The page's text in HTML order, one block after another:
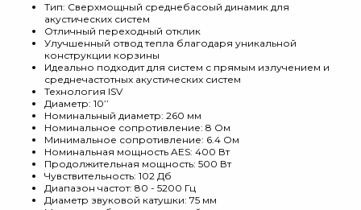
Тип: Сверхмощный среднебасоый динамик для
акустических систем
Отличный переходный отклик
Улучшенный отвод тепла благодаря уникальной
конструкции корзины
Идеально подходит для систем с прямым излучением и
среднечастотных акустических систем
Технология ISV
Диаметр: 10’’
Номинальный диаметр: 260 мм
Номинальное сопротивление: 8 Ом
Минимальное сопротивление: 6.4 Ом
Номинальная мощность AES: 400 Вт
Продолжительная мощность: 500 Вт
Чувствительность: 102 Дб
Диапазон частот: 80 - 5200 Гц
Диаметр звуковой катушки: 75 мм